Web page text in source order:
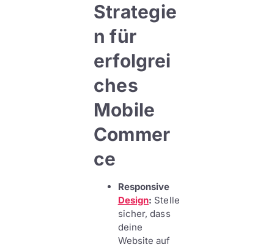
Strategie
n für
erfolgrei
ches
Mobile
Commer
ce
Responsive
Design: Stelle
sicher, dass
deine
Website auf